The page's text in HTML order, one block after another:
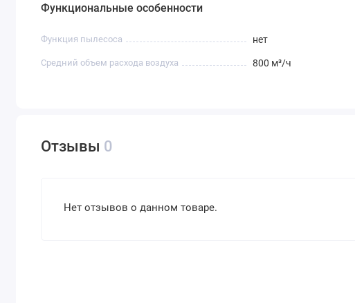
Функциональные особенности
Функция пылесоса нет
Средний объем расхода воздуха 800 м³/ч
Отзывы 0
Нет отзывов о данном товаре.